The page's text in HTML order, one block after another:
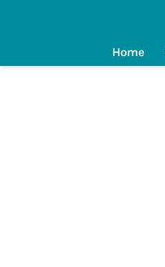
Home